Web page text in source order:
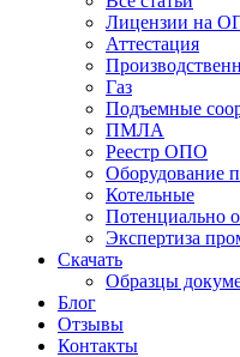
Лицензии на
Аттестация
Газ
Подъемные
ПМЛА
Реестр ОПО
Оборудование
Котельные
Потенциально
Экспертиза
Скачать
Образцы
Блог
Отзывы
Контакты